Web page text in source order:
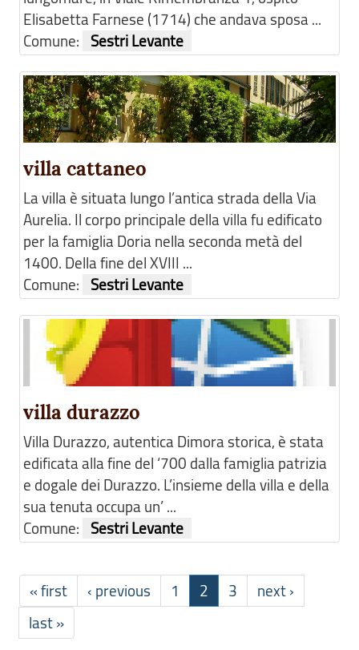
Elisabetta Farnese (1714) che andava sposa ...
Comune:
Sestri Levante
villa cattaneo
La villa è situata lungo l’antica strada della Via
Aurelia. Il corpo principale della villa fu edificato
per la famiglia Doria nella seconda metà del
1400. Della fine del XVIII ...
Comune:
Sestri Levante
villa durazzo
Villa Durazzo, autentica Dimora storica, è stata
edificata alla fine del ‘700 dalla famiglia patrizia
e dogale dei Durazzo. L’insieme della villa e della
sua tenuta occupa un’ ...
Comune:
Sestri Levante
« first ‹ previous 1 2 3
next ›
last »